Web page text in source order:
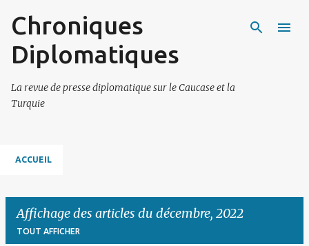
Accéder au contenu principal
Chroniques
Diplomatiques
La revue de presse diplomatique sur le Caucase et la
Turquie
ACCUEIL
Affichage des articles du décembre, 2022
TOUT AFFICHER